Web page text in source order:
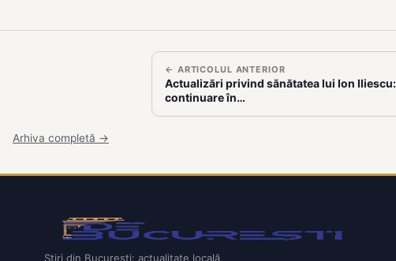
← ARTICOLUL ANTERIOR
Actualizări privind sănătatea lui Ion
continuare în…
Arhiva completă →
Știri din București: actualitate locală,